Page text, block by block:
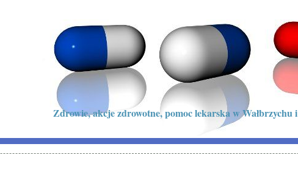
Zdrowie, akcje zdrowotne, pomoc lekarska w Wałbrzychu